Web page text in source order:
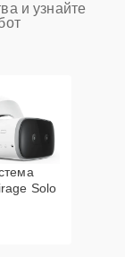
и узнайте
Solo